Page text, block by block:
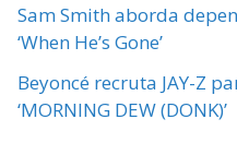
Sam Smith aborda
‘When He’s Gone’
Beyoncé recruta JAY-Z
‘MORNING DEW (DONK)’